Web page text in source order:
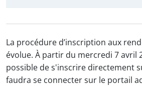
La procédure d’inscription aux
évolue. À partir du mercredi 7 avril
possible de s'inscrire directement
faudra se connecter sur le portail